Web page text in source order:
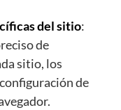
del sitio:
de
sitio, los
de